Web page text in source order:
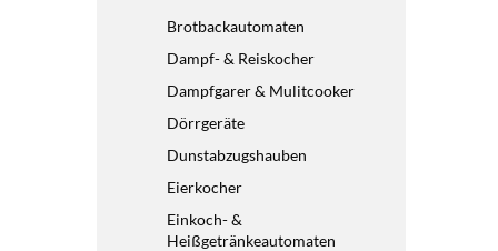
Brotbackautomaten
Dampf- & Reiskocher
Dampfgarer & Mulitcooker
Dörrgeräte
Dunstabzugshauben
Eierkocher
Einkoch- &
Heißgetränkeautomaten